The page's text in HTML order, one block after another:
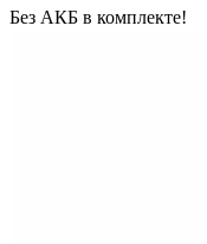
Без АКБ в комплекте!